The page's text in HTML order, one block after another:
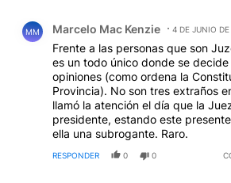
MM Marcelo Mac Kenzie 4 DE JUNIO
Frente a las personas que son
es un todo único donde se
opiniones (como ordena la
Provincia). No son tres extraños
llamó la atención el día que la
presidente, estando este
ella una subrogante. Raro.
RESPONDER 0 0